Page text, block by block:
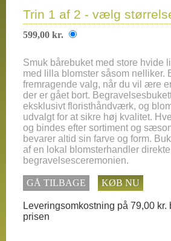
Trin 1 af 2 - vælg
599,00 kr.
Smuk bårebuket med store hvide
med lilla blomster såsom nelliker.
fremragende valg, når du vil ære
der er gået bort.
eksklusivt floristhåndværk, og
udvalgt for at sikre høj kvalitet.
og bindes efter sortiment og
bevarer altid sin farve og form.
af en lokal blomsterhandler direkte
begravelsesceremonien.
GÅ TILBAGE KØB NU
Leveringsomkostning på 79,00 kr.
prisen